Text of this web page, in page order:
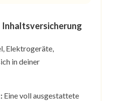
Inhaltsversicherung
Elektrogeräte,
in deiner
Eine voll ausgestattete